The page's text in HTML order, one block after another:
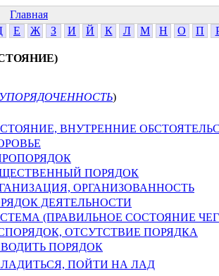
Главная
Е Ж З И Й К Л М Н О П
УПОРЯДОЧЕННОСТЬ)
ВНУТРЕННИЕ
ПОРЯДОК
ОРГАНИЗОВАННОСТЬ
ДЕЯТЕЛЬНОСТИ
(ПРАВИЛЬНОЕ СОСТОЯНИЕ
ОТСУТСТВИЕ ПОРЯДКА
ПОРЯДОК
ПОЙТИ НА ЛАД